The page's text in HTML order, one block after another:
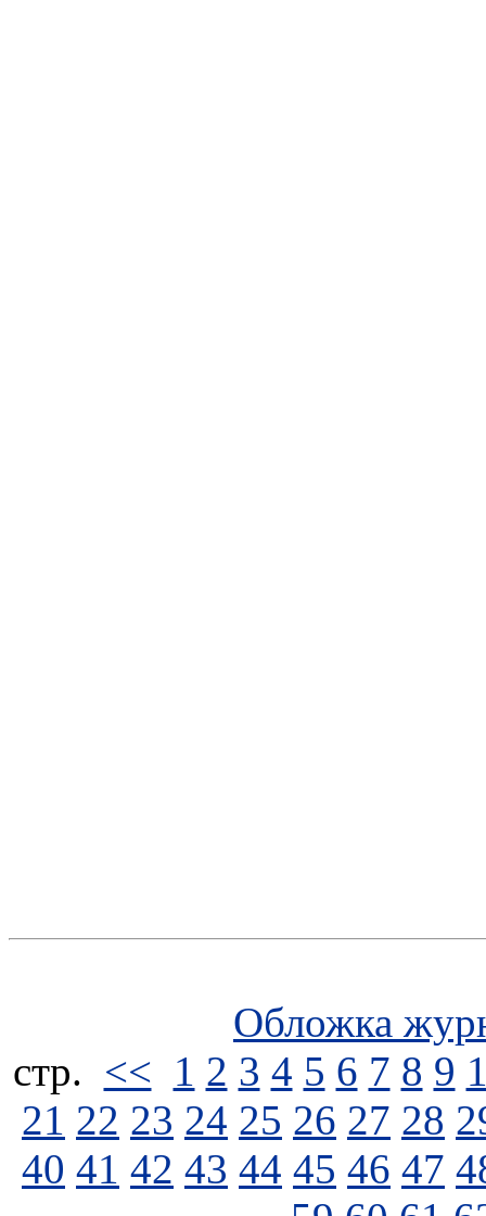
Обложка
стp. << 1 2 3 4 5 6 7 8 9
21 22 23 24 25 26 27 28
40 41 42 43 44 45 46 47